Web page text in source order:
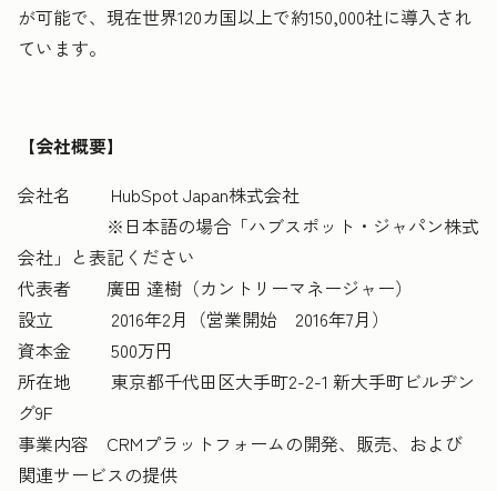
が可能で、現在世界120カ国以上で約150,000社に導入され
ています。
【会社概要】
会社名 HubSpot Japan株式会社
※日本語の場合「ハブスポット・ジャパン株式
会社」と表記ください
代表者 廣田 達樹（カントリーマネージャー）
設立 2016年2月（営業開始 2016年7月）
資本金 500万円
所在地 東京都千代田区大手町2-2-1 新大手町ビルヂン
グ9F
事業内容 CRMプラットフォームの開発、販売、および
関連サービスの提供